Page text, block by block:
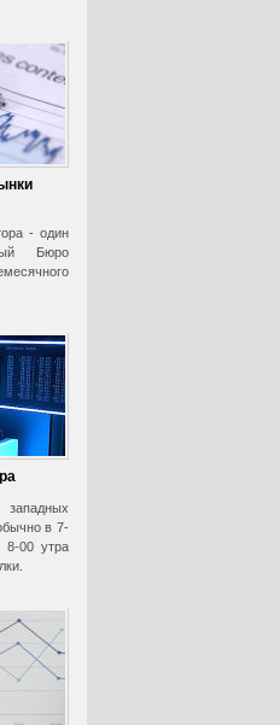
- один
Бюро
западных
в 7-
00 утра